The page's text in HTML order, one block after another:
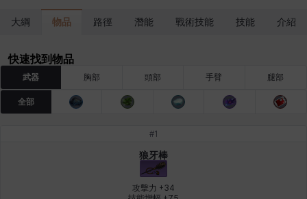
洛茲 海因茨 玹雨 珍妮 琪婭拉 瑪蒂娜
大綱 物品 路徑 潛能 戰術技能 技能 介紹
快速找到物品
武器 胸部 頭部 手臂 腿部
全部
#1
狼牙棒
攻擊力 +34